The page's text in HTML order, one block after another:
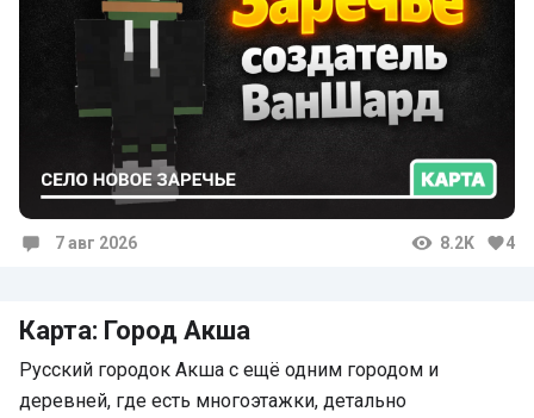
7 авг 2026 8.2K 4
Карта: Город Акша
Русский городок Акша с ещё одним городом и
деревней, где есть многоэтажки, детально